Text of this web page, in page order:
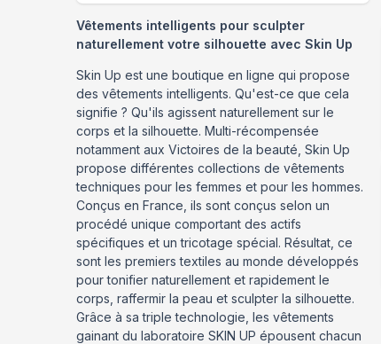
Vêtements intelligents pour sculpter
naturellement votre silhouette avec Skin Up
Skin Up est une boutique en ligne qui propose
des vêtements intelligents. Qu'est-ce que cela
signifie ? Qu'ils agissent naturellement sur le
corps et la silhouette. Multi-récompensée
notamment aux Victoires de la beauté, Skin Up
propose différentes collections de vêtements
techniques pour les femmes et pour les hommes.
Conçus en France, ils sont conçus selon un
procédé unique comportant des actifs
spécifiques et un tricotage spécial. Résultat, ce
sont les premiers textiles au monde développés
pour tonifier naturellement et rapidement le
corps, raffermir la peau et sculpter la silhouette.
Grâce à sa triple technologie, les vêtements
gainant du laboratoire SKIN UP épousent chacun